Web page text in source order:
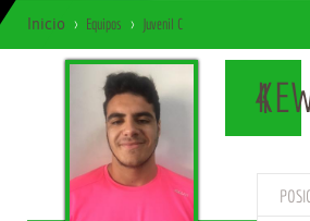
Inicio Equipos Juvenil C
4